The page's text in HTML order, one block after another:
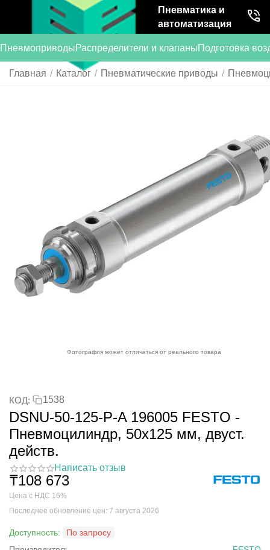
Пневматика и
автоматизация
ПневмоприводыРаспределители и клапаныПодготовка
Главная / Каталог / Пневматические приводы /
Фотография может отличаться от реального товара
КОД: 1538
DSNU-50-125-P-A 196005 FESTO -
Пневмоцилиндр, 50x125 мм, двуст.
действ.
Написать отзыв
₸108 673
Цена с НДС 16%
Последнее обновление цен: 7 августа 2026
Доступность:
По запросу